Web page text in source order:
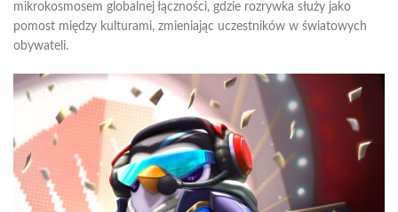
mikrokosmosem globalnej łączności, gdzie rozrywka służy jako
pomost między kulturami, zmieniając uczestników w światowych
obywateli.